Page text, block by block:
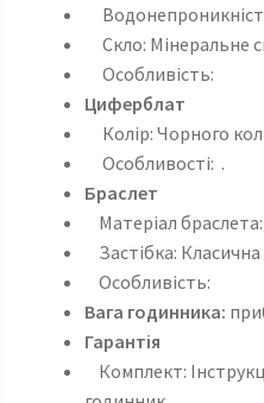
Скло: Мінеральне
Особливість:
Циферблат
Колір: Чорного
Особливості: .
Браслет
Матеріал
Застібка:
Особливість:
Вага годинника:
Гарантія
Комплект: